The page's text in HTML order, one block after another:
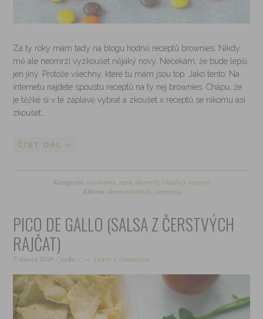
Za ty roky mám tady na blogu hodně receptů brownies. Nikdy
mě ale neomrzí vyzkoušet nějaký nový. Nečekám, že bude lepší,
jen jiný. Protože všechny, které tu mám jsou top. Jako tento. Na
internetu najdete spoustu receptů na ty nej brownies. Chápu, že
je těžké si v té záplavě vybrat a zkoušet x receptů se nikomu asi
zkoušet…
ČÍST DÁL »
Kategorie: brownies, řezy, dezerty, všechny recepty
Klíčová slova:čokoláda, smetana
PICO DE GALLO (SALSA Z ČERSTVÝCH
RAJČAT)
7. února 2019/ jarka Leave a Comment